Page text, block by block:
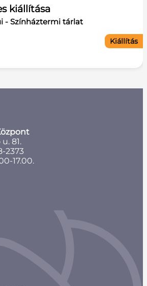
kiállítása
- Színháztermi tárlat
Kiállítás
81.
2373
17.00.